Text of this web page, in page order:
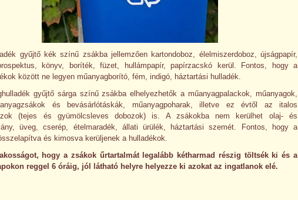
gyűjtő kék színű zsákba jellemzően kartondoboz, élelmiszerdoboz, újságpapír,
könyv, boríték, füzet, hullámpapír, papírzacskó kerül. Fontos, hogy a
között ne legyen műanyagborító, fém, indigó, háztartási hulladék.
gyűjtő sárga színű zsákba elhelyezhetők a műanyagpalackok, műanyagok,
és bevásárlótáskák, műanyagpoharak, illetve ez évtől az italos
(tejes és gyümölcsleves dobozok) is. A zsákokba nem kerülhet olaj- és
üveg, cserép, ételmaradék, állati ürülék, háztartási szemét. Fontos, hogy a
és kimosva kerüljenek a hulladékok.
hogy a zsákok űrtartalmát legalább kétharmad részig töltsék ki és a
reggel 6 óráig, jól látható helyre helyezze ki azokat az ingatlanok elé.